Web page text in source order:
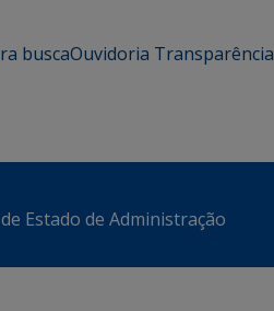
buscaOuvidoria Transparência
Estado de Administração